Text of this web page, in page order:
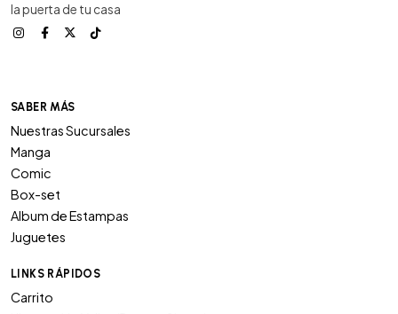
la puerta de tu casa
SABER MÁS
Nuestras Sucursales
Manga
Comic
Box-set
Album de Estampas
Juguetes
LINKS RÁPIDOS
Carrito